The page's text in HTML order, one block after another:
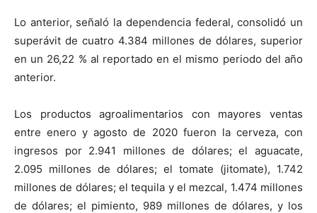
Lo anterior, señaló la dependencia federal, consolidó un
superávit de cuatro 4.384 millones de dólares, superior
en un 26,22 % al reportado en el mismo periodo del año
anterior.
Los productos agroalimentarios con mayores ventas
entre enero y agosto de 2020 fueron la cerveza, con
ingresos por 2.941 millones de dólares; el aguacate,
2.095 millones de dólares; el tomate (jitomate), 1.742
millones de dólares; el tequila y el mezcal, 1.474 millones
de dólares; el pimiento, 989 millones de dólares, y los